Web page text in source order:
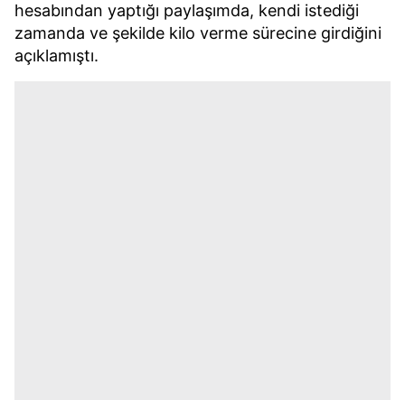
hesabından yaptığı paylaşımda, kendi istediği
zamanda ve şekilde kilo verme sürecine girdiğini
açıklamıştı.